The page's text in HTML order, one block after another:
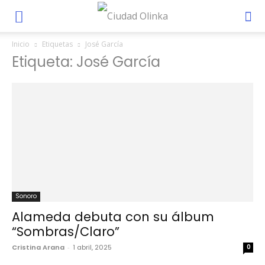
Inicio Etiquetas José García
Etiqueta: José García
Sonoro
Alameda debuta con su álbum
“Sombras/Claro”
Cristina Arana - 1 abril, 2025 0